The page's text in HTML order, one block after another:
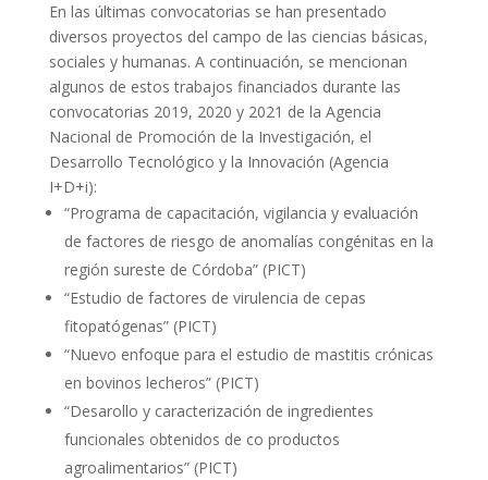
En las últimas convocatorias se han presentado
diversos proyectos del campo de las ciencias básicas,
sociales y humanas. A continuación, se mencionan
algunos de estos trabajos financiados durante las
convocatorias 2019, 2020 y 2021 de la Agencia
Nacional de Promoción de la Investigación, el
Desarrollo Tecnológico y la Innovación (Agencia
I+D+i):
“Programa de capacitación, vigilancia y evaluación
de factores de riesgo de anomalías congénitas en la
región sureste de Córdoba” (PICT)
“Estudio de factores de virulencia de cepas
fitopatógenas” (PICT)
“Nuevo enfoque para el estudio de mastitis crónicas
en bovinos lecheros” (PICT)
“Desarollo y caracterización de ingredientes
funcionales obtenidos de co productos
agroalimentarios” (PICT)